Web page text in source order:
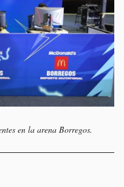
en la arena Borregos.